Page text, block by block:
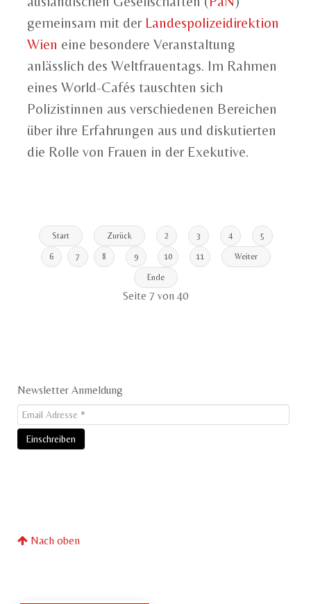
gemeinsam mit der Landespolizeidirektion
Wien eine besondere Veranstaltung
anlässlich des Weltfrauentags. Im Rahmen
eines World-Cafés tauschten sich
Polizistinnen aus verschiedenen Bereichen
über ihre Erfahrungen aus und diskutierten
die Rolle von Frauen in der Exekutive.
Start Zurück 2 3 4 5
6 7 8 9 10 11 Weiter
Ende
Seite 7 von 40
Newsletter Anmeldung
Nach oben